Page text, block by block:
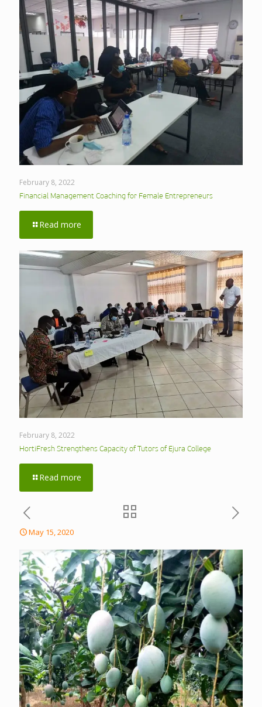
February 8, 2022
Financial Management Coaching for Female Entrepreneurs
Read more
February 8, 2022
HortiFresh Strengthens Capacity of Tutors of Ejura College
Read more
May 15, 2020